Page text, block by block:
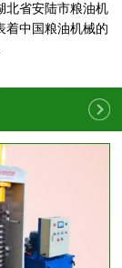
北省安陆市粮油机
着中国粮油机械的